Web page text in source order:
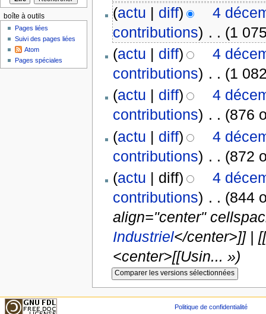
(actu | diff)
4
contributions) . . (1
(actu | diff)
4
contributions) . . (1
(actu | diff)
4
contributions) . . (876
(actu | diff)
4
contributions) . . (872
(actu | diff)
4
contributions) . . (844
align="center"
Industriel</center>]] |
<center>[[Usin... »)
boîte à outils
Pages liées
Suivi des pages liées
Atom
Pages spéciales
Politique de confidentialité